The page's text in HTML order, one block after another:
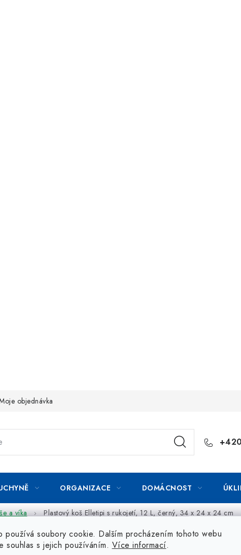
používá soubory cookie. Dalším procházením tohoto webu
souhlas s jejich používáním. Více informací.
objednávka
ORGANIZACE DOMÁCNOST
a víka Plastový koš Elletipi s rukojetí, 12 L, černý, 34 x 24 x 24 cm